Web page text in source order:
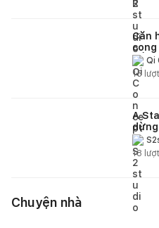
Căn
cong
sống
Qi
15
A
18
Chuyện nhà